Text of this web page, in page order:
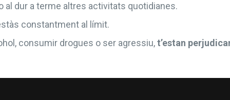
al dur a terme altres activitats quotidianes.
constantment al límit.
consumir drogues o ser agressiu,t’estan